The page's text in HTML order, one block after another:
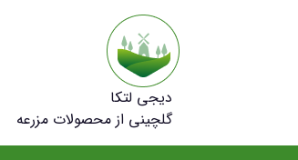
دیجی لتکا
گلچینی از محصولات مزرعه